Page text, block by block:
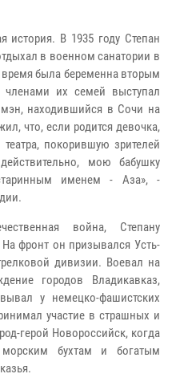
история. В 1935 году Степан
в военном санатории в
была беременна вторым
их семей выступал
находившийся в Сочи на
что, если родится девочка,
покорившую зрителей
мою бабушку
именем - Аза», -
война, Степану
фронт он призывался Усть-
дивизии. Воевал на
городов Владикавказ,
у немецко-фашистских
участие в страшных и
герой Новороссийск, когда
бухтам и богатым